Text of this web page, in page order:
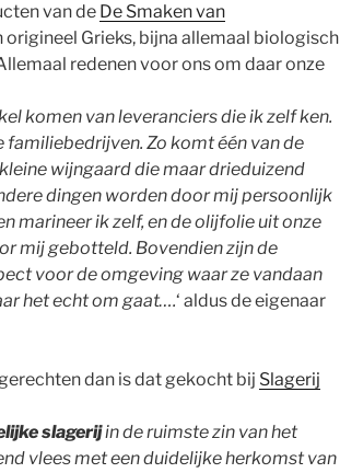
van de De Smaken van
origineel Grieks, bijna allemaal biologisch
redenen voor ons om daar onze
komen van leveranciers die ik zelf ken.
Zo komt één van de
wijngaard die maar drieduizend
dingen worden door mij persoonlijk
marineer ik zelf, en de olijfolie uit onze
mij gebotteld. Bovendien zijn de
voor de omgeving waar ze vandaan
het echt om gaat….‘ aldus de eigenaar
dan is dat gekocht bij Slagerij
slagerijin de ruimste zin van het
vlees met een duidelijke herkomst van